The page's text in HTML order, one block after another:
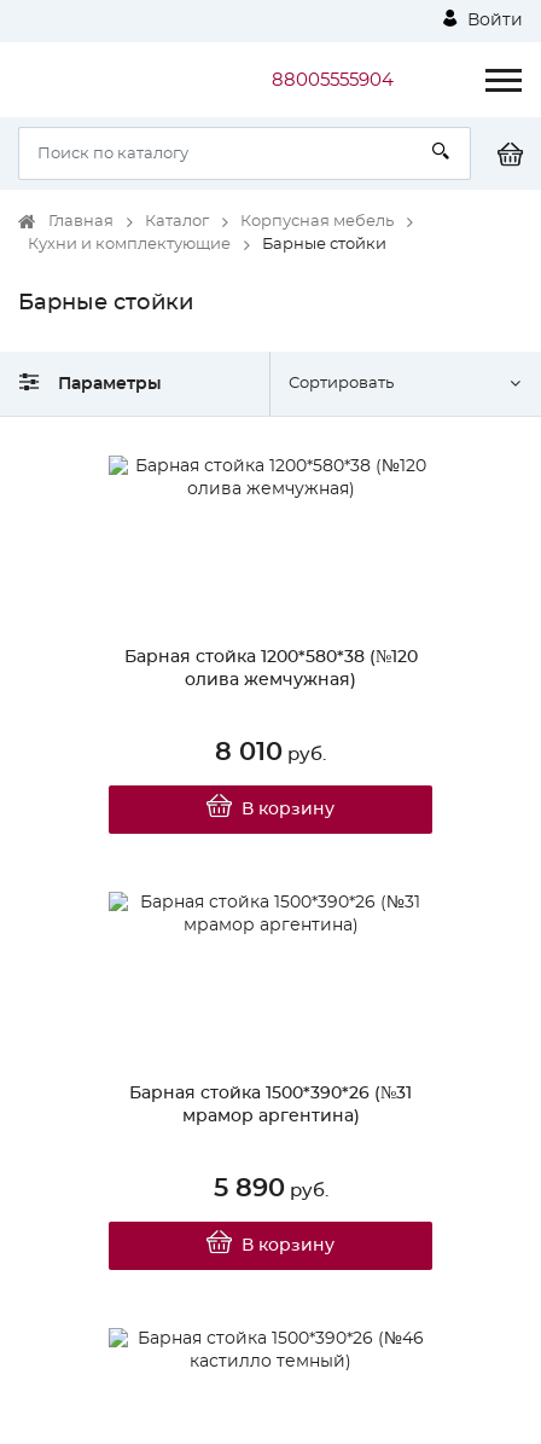
Войти
88005555904
Главная Каталог
Корпусная мебель
Кухни и комплектующие
Барные стойки
Барные стойки
Параметры Сортировать
Барная стойка 1200*580*38 (№120
олива жемчужная)
8 010 руб.
В корзину
Барная стойка 1500*390*26 (№31
мрамор аргентина)
5 890руб.
В корзину